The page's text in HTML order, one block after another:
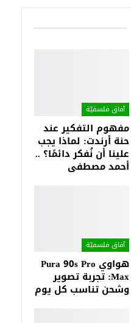
آفاق فلسفيّة‎
مفهوم التفكير عند
حنة أرندت: لماذا يجب
علينا أن نُفكر دائمًا؟ ..
أحمد مصطفى
آفاق فلسفيّة‎
هواوي Pura 90s Pro
Max: تجربة تصوير
وشحن تناسب كل يوم